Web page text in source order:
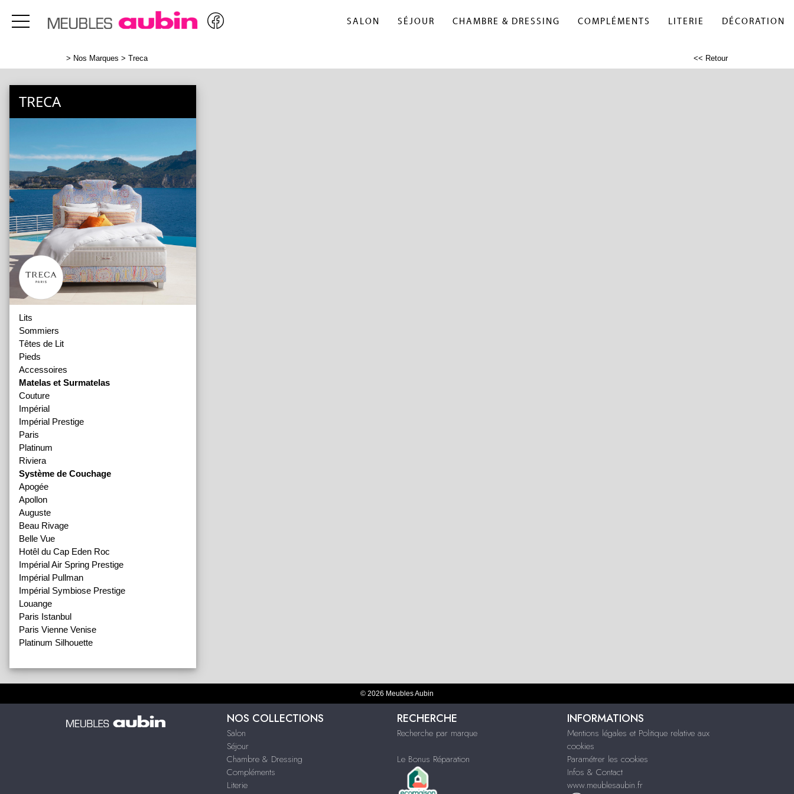
SALON SÉJOUR CHAMBRE & DRESSING COMPLÉMENTS LITERIE DÉCORATION
> Nos Marques > Treca << Retour
TRECA
Lits
Sommiers
Têtes de Lit
Pieds
Accessoires
Matelas et Surmatelas
Couture
Impérial
Impérial Prestige
Paris
Platinum
Riviera
Système de Couchage
Apogée
Apollon
Auguste
Beau Rivage
Belle Vue
Hotêl du Cap Eden Roc
Impérial Air Spring Prestige
Impérial Pullman
Impérial Symbiose Prestige
Louange
Paris Istanbul
Paris Vienne Venise
Platinum Silhouette
© 2026 Meubles Aubin
NOS COLLECTIONS
Salon
Séjour
Chambre & Dressing
Compléments
Literie
RECHERCHE
Recherche par marque
Le Bonus Réparation
INFORMATIONS
Mentions légales et Politique relative aux
cookies
Paramétrer les cookies
Infos & Contact
www.meublesaubin.fr